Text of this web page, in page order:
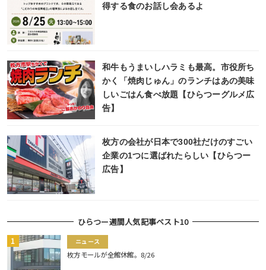
得する食のお話し会あるよ
和牛もうまいしハラミも最高。市役所ち
かく「焼肉じゅん」のランチはあの美味
しいごはん食べ放題【ひらつーグルメ広
告】
枚方の会社が日本で300社だけのすごい
企業の1つに選ばれたらしい【ひらつー
広告】
ひらつー週間人気記事ベスト10
ニュース
枚方モールが全館休館。8/26